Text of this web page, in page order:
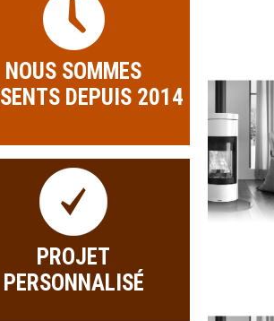
NOUS SOMMES
DEPUIS 2014
PROJET
PERSONNALISÉ